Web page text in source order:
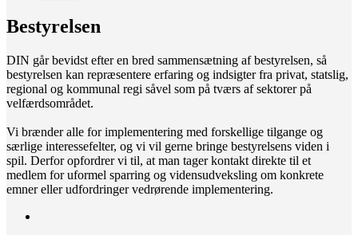
Bestyrelsen
DIN går bevidst efter en bred sammensætning af bestyrelsen, så
bestyrelsen kan repræsentere erfaring og indsigter fra privat, statslig,
regional og kommunal regi såvel som på tværs af sektorer på
velfærdsområdet.
Vi brænder alle for implementering med forskellige tilgange og
særlige interessefelter, og vi vil gerne bringe bestyrelsens viden i
spil. Derfor opfordrer vi til, at man tager kontakt direkte til et
medlem for uformel sparring og vidensudveksling om konkrete
emner eller udfordringer vedrørende implementering.